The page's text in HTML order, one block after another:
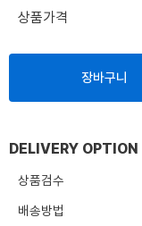
상품가격
장바구니
DELIVERY OPTION
상품검수
배송방법